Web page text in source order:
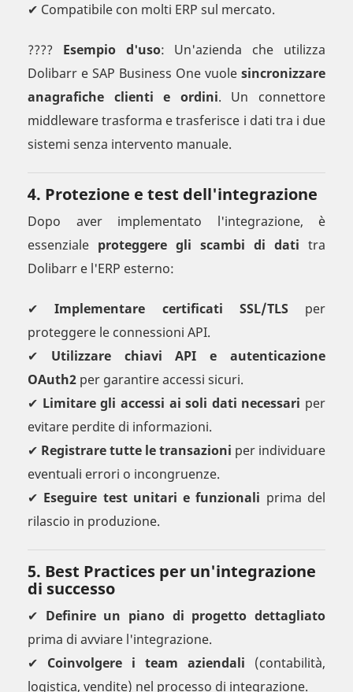
✔ Compatibile con molti ERP sul mercato.
???? Esempio d'uso: Un'azienda che utilizza
Dolibarr e SAP Business One vuole sincronizzare
anagrafiche clienti e ordini. Un connettore
middleware trasforma e trasferisce i dati tra i due
sistemi senza intervento manuale.
4. Protezione e test dell'integrazione
Dopo aver implementato l'integrazione, è
essenziale proteggere gli scambi di dati tra
Dolibarr e l'ERP esterno:
✔Implementare certificati SSL/TLSper
proteggere le connessioni API.
✔ Utilizzare chiavi API e autenticazione
OAuth2 per garantire accessi sicuri.
✔ Limitare gli accessi ai soli dati necessari per
evitare perdite di informazioni.
✔ Registrare tutte le transazioni per individuare
eventuali errori o incongruenze.
✔ Eseguire test unitari e funzionali prima del
rilascio in produzione.
5. Best Practices per un'integrazione
di successo
✔ Definire un piano di progetto dettagliato
prima di avviare l'integrazione.
✔ Coinvolgere i team aziendali (contabilità,
logistica, vendite) nel processo di integrazione.